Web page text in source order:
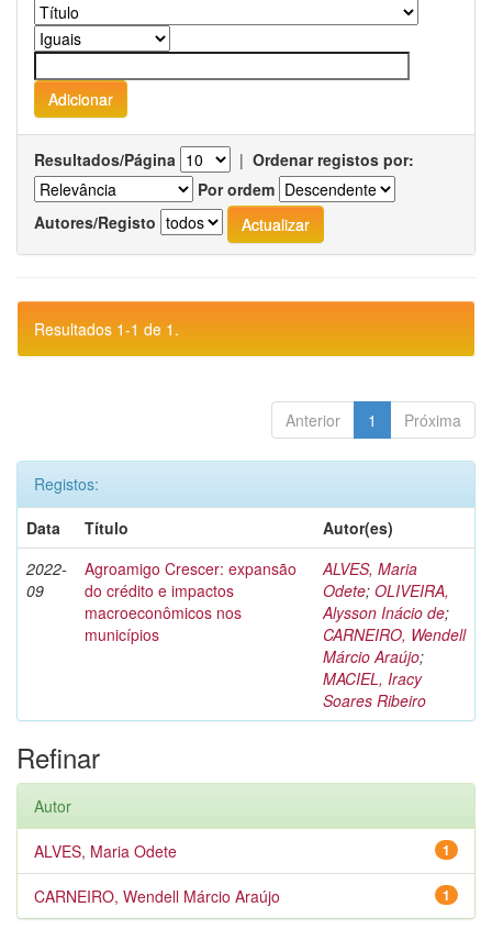
Resultados/Página | Ordenar registos por:
Por ordem
Autores/Registo
Resultados 1-1 de 1.
Anterior 1 Próxima
Registos:
Data
Título
Autor(es)
2022-
09
Agroamigo Crescer: expansão
do crédito e impactos
macroeconômicos nos
municípios
ALVES, Maria
Odete; OLIVEIRA,
Alysson Inácio de;
CARNEIRO, Wendell
Márcio Araújo;
MACIEL, Iracy
Soares Ribeiro
Refinar
Autor
1
ALVES, Maria Odete
1
CARNEIRO, Wendell Márcio Araújo